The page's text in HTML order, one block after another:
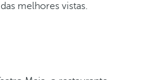
melhores vistas.